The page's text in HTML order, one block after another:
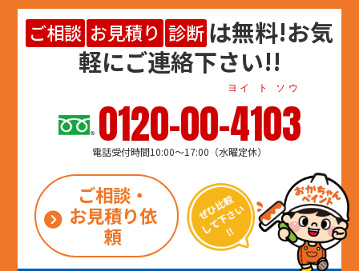
ご相談 お見積り 診断 は無料!お気
軽にご連絡下さい!!
0120-00-4103
ヨイ ト ソウ
電話受付時間10:00～17:00（水曜定休）
ご相談・
お見積り依
頼